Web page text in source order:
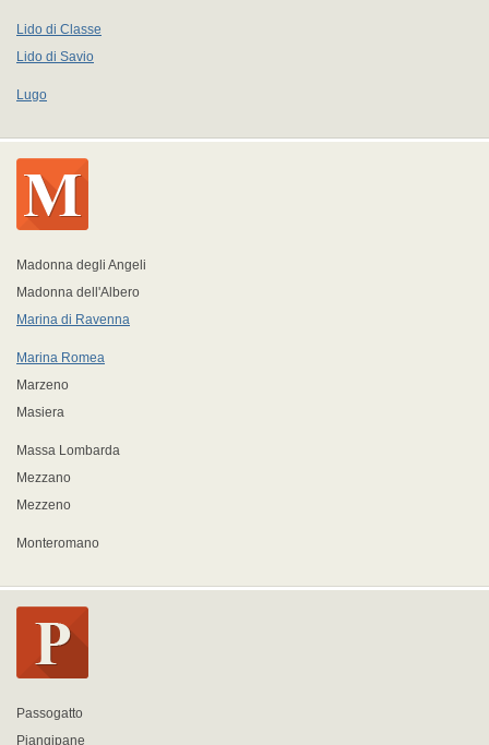
Lido di Classe
Lido di Savio
Lugo
Madonna degli Angeli
Madonna dell'Albero
Marina di Ravenna
Marina Romea
Marzeno
Masiera
Massa Lombarda
Mezzano
Mezzeno
Monteromano
Passogatto
Piangipane